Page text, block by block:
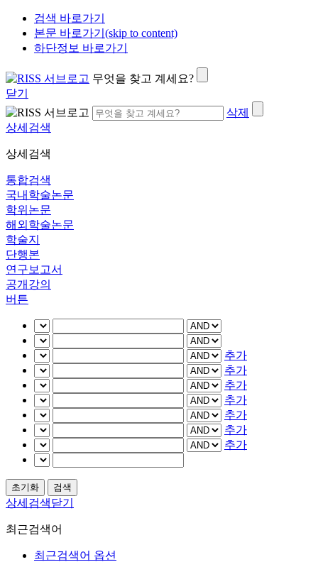
검색 바로가기
본문 바로가기(skip to content)
하단정보 바로가기
무엇을 찾고 계세요?
닫기
삭제
상세검색
상세검색
통합검색
국내학술논문
학위논문
해외학술논문
학술지
단행본
연구보고서
공개강의
버튼
추가
추가
추가
추가
추가
추가
추가
상세검색닫기
최근검색어
최근검색어 옵션